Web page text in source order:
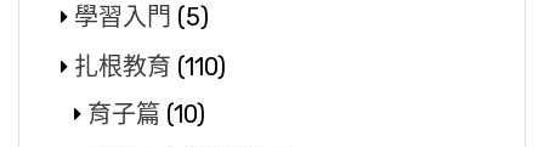
學習入門 (5)
扎根教育 (110)
育子篇 (10)